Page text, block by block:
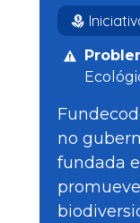
no
fundada